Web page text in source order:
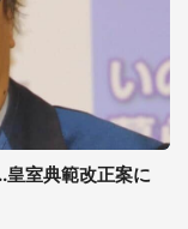
皇室典範改正案に